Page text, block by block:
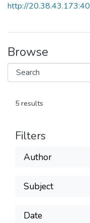
http://
Browse
5 results
Filters
Author
Subject
Date